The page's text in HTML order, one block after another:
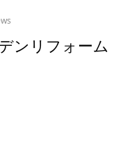
ンリフォーム